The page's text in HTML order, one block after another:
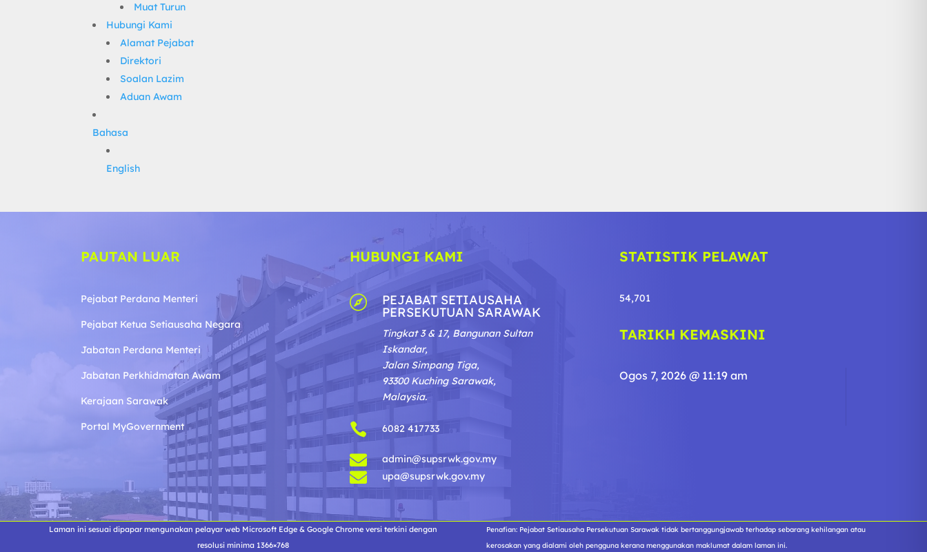
Muat Turun
Hubungi Kami
Alamat Pejabat
Direktori
Soalan Lazim
Aduan Awam
Bahasa
English
PAUTAN LUAR
Pejabat Perdana Menteri
Pejabat Ketua Setiausaha Negara
Jabatan Perdana Menteri
Jabatan Perkhidmatan Awam
Kerajaan Sarawak
Portal MyGovernment
HUBUNGI KAMI
 PEJABAT SETIAUSAHA
PERSEKUTUAN SARAWAK
Tingkat 3 & 17, Bangunan Sultan
Iskandar,
Jalan Simpang Tiga,
93300 Kuching Sarawak,
Malaysia.
 6082 417733
 admin@supsrwk.gov.my
 upa@supsrwk.gov.my
STATISTIK PELAWAT
54,701
TARIKH KEMASKINI
Ogos 7, 2026 @ 11:19 am
Laman ini sesuai dipapar mengunakan pelayar web Microsoft Edge & Google Chrome versi terkini dengan
resolusi minima 1366×768
Penafian: Pejabat Setiausaha Persekutuan Sarawak tidak bertanggungjawab terhadap sebarang kehilangan atau
kerosakan yang dialami oleh pengguna kerana menggunakan maklumat dalam laman ini.